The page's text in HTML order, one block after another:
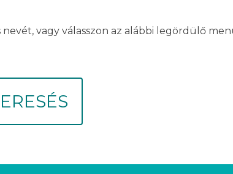
vagy válasszon az alábbi legördülő